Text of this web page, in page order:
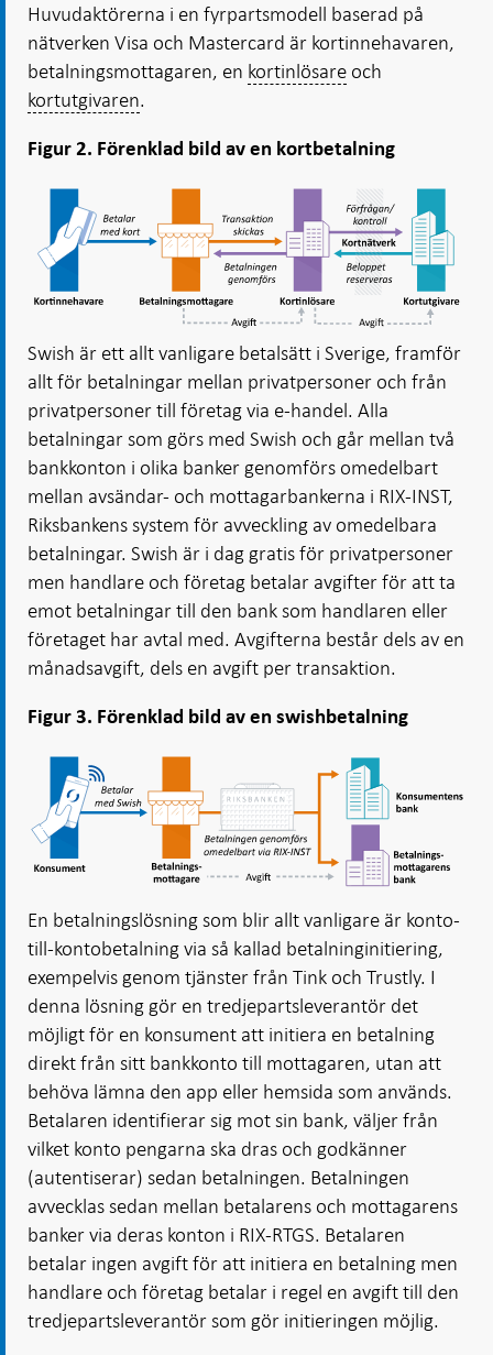
Huvudaktörerna i en fyrpartsmodell baserad på
nätverken Visa och Mastercard är kortinnehavaren,
betalningsmottagaren, en kortinlösare och
kortutgivaren.
Figur 2. Förenklad bild av en kortbetalning
Swish är ett allt vanligare betalsätt i Sverige, framför
allt för betalningar mellan privatpersoner och från
privatpersoner till företag via e-handel. Alla
betalningar som görs med Swish och går mellan två
bankkonton i olika banker genomförs omedelbart
mellan avsändar- och mottagarbankerna i RIX-INST,
Riksbankens system för avveckling av omedelbara
betalningar. Swish är i dag gratis för privatpersoner
men handlare och företag betalar avgifter för att ta
emot betalningar till den bank som handlaren eller
företaget har avtal med. Avgifterna består dels av en
månadsavgift, dels en avgift per transaktion.
Figur 3. Förenklad bild av en swishbetalning
En betalningslösning som blir allt vanligare är konto-
till-kontobetalning via så kallad betalninginitiering,
exempelvis genom tjänster från Tink och Trustly. I
denna lösning gör en tredjepartsleverantör det
möjligt för en konsument att initiera en betalning
direkt från sitt bankkonto till mottagaren, utan att
behöva lämna den app eller hemsida som används.
Betalaren identifierar sig mot sin bank, väljer från
vilket konto pengarna ska dras och godkänner
(autentiserar) sedan betalningen. Betalningen
avvecklas sedan mellan betalarens och mottagarens
banker via deras konton i RIX-RTGS. Betalaren
betalar ingen avgift för att initiera en betalning men
handlare och företag betalar i regel en avgift till den
tredjepartsleverantör som gör initieringen möjlig.